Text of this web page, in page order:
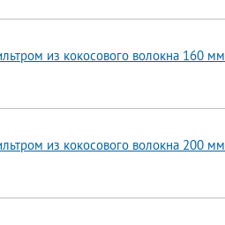
из кокосового волокна 160 мм
из кокосового волокна 200 мм